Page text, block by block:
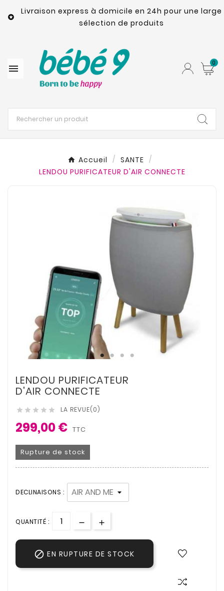

Livraison express à domicile en 24h pour une large
sélection de produits
 0
Accueil
SANTE
LENDOU PURIFICATEUR D'AIR CONNECTE
LENDOU PURIFICATEUR
D'AIR CONNECTE
     LA REVUE(0)
299,00 € TTC
Rupture de stock
DECLINAISONS :
QUANTITÉ :
 EN RUPTURE DE STOCK